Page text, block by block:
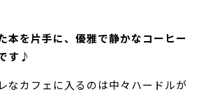
本を片手に、優雅で静かなコーヒー
す♪
なカフェに入るのは中々ハードルが